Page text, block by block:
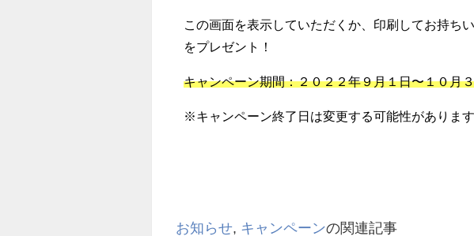
この画面を表示していただくか、印刷してお持ち
をプレゼント！
キャンペーン期間：２０２２年９月１日〜１０月
※キャンペーン終了日は変更する可能性があります
お知らせ キャンペーンの関連記事